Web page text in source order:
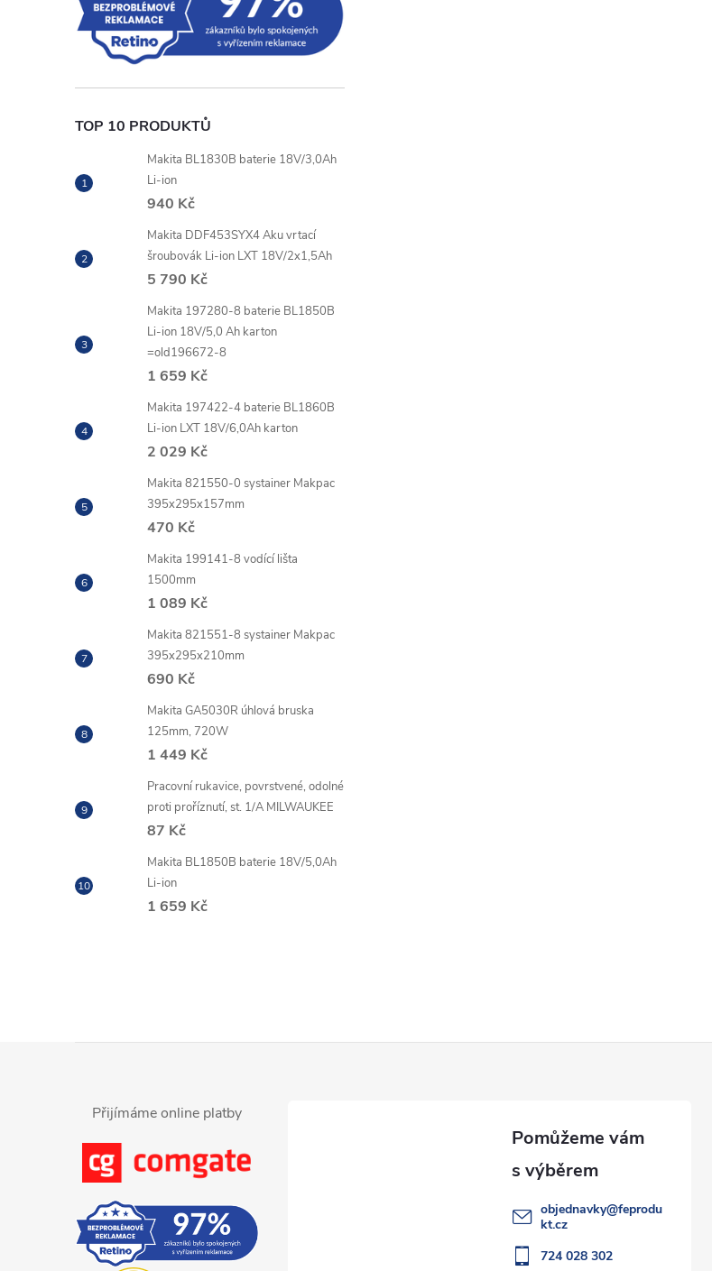
TOP 10 PRODUKTŮ
Makita BL1830B baterie 18V/3,0Ah
Li-ion
940 Kč
Makita DDF453SYX4 Aku vrtací
šroubovák Li-ion LXT 18V/2x1,5Ah
5 790 Kč
Makita 197280-8 baterie BL1850B
Li-ion 18V/5,0 Ah karton
=old196672-8
1 659 Kč
Makita 197422-4 baterie BL1860B
Li-ion LXT 18V/6,0Ah karton
2 029 Kč
Makita 821550-0 systainer Makpac
395x295x157mm
470 Kč
Makita 199141-8 vodící lišta
1500mm
1 089 Kč
Makita 821551-8 systainer Makpac
395x295x210mm
690 Kč
Makita GA5030R úhlová bruska
125mm, 720W
1 449 Kč
Pracovní rukavice, povrstvené, odolné
proti proříznutí, st. 1/A MILWAUKEE
87 Kč
Makita BL1850B baterie 18V/5,0Ah
Li-ion
1 659 Kč
Přijímáme online platby
objednavky@feprodu
kt.cz
724 028 302